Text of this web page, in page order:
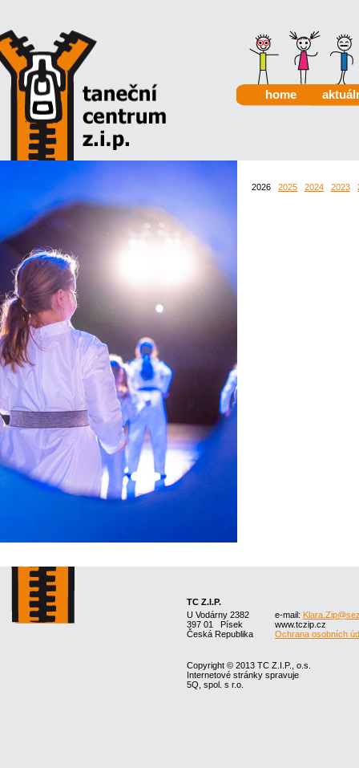
home
2026 2025 2024 2023
TC Z.I.P.
U Vodárny 2382
397 01 Písek
Česká Republika
e-mail:
www.tczip.cz
Ochrana osobních
Copyright © 2013 TC Z.I.P., o.s.
Internetové stránky spravuje
5Q, spol. s r.o.